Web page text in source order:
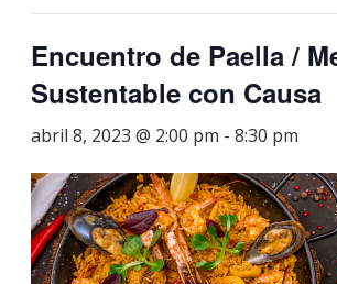
Encuentro de Paella /
Sustentable con Causa
abril 8, 2023 @ 2:00 pm - 8:30 pm